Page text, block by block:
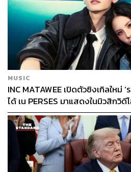
MUSIC
INC MATAWEE เปิดตัวซิงเกิลใหม่
ได้ เน PERSES มาแสดงในมิวสิกวิดี